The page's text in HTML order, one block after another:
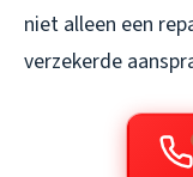
niet alleen een
verzekerde